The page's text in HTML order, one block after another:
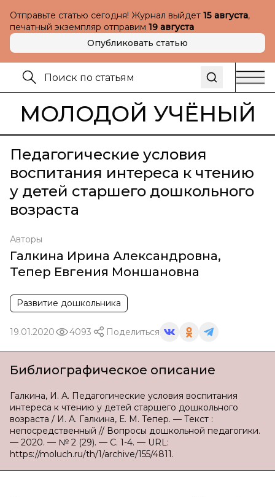
Отправьте статью сегодня! Журнал выйдет 15 августа,
печатный экземпляр отправим 19 августа
Опубликовать статью
МОЛОДОЙ УЧЁНЫЙ
Педагогические условия
воспитания интереса к чтению
у детей старшего дошкольного
возраста
Авторы
Галкина Ирина Александровна,
Тепер Евгения Моншановна
Развитие дошкольника
19.01.2020 4093 Поделиться
Библиографическое описание
Галкина, И. А. Педагогические условия воспитания
интереса к чтению у детей старшего дошкольного
возраста / И. А. Галкина, Е. М. Тепер. — Текст :
непосредственный // Вопросы дошкольной педагогики.
— 2020. — № 2 (29). — С. 1-4. — URL:
https://moluch.ru/th/1/archive/155/4811.